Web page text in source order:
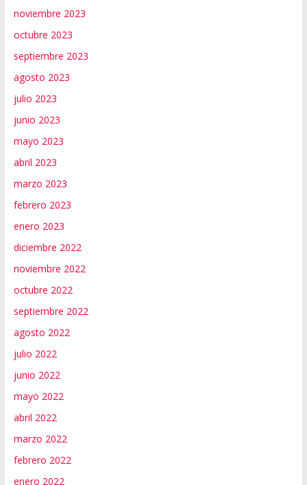
noviembre 2023
octubre 2023
septiembre 2023
agosto 2023
julio 2023
junio 2023
mayo 2023
abril 2023
marzo 2023
febrero 2023
enero 2023
diciembre 2022
noviembre 2022
octubre 2022
septiembre 2022
agosto 2022
julio 2022
junio 2022
mayo 2022
abril 2022
marzo 2022
febrero 2022
enero 2022